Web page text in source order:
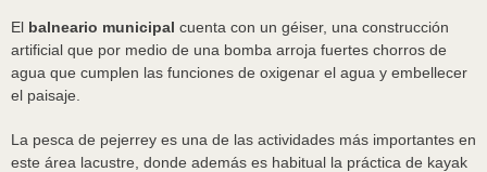
El balneario municipal cuenta con un géiser, una construcción
artificial que por medio de una bomba arroja fuertes chorros de
agua que cumplen las funciones de oxigenar el agua y embellecer
el paisaje.
La pesca de pejerrey es una de las actividades más importantes en
este área lacustre, donde además es habitual la práctica de kayak